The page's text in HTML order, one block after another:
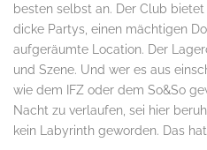
besten selbst an. Der Club
dicke Partys, einen mächtigen
aufgeräumte Location. Der
und Szene. Und wer es aus
wie dem IFZ oder dem So&So
Nacht zu verlaufen, sei hier
kein Labyrinth geworden. Das